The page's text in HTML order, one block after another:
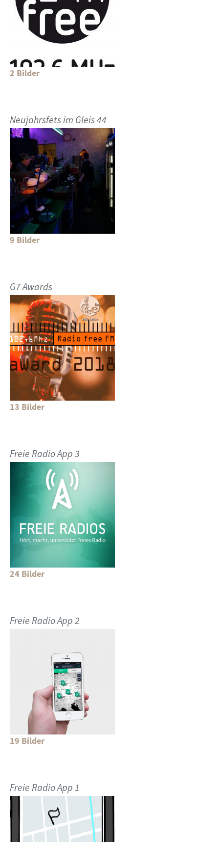
2 Bilder
Neujahrsfets im Gleis 44
9 Bilder
G7 Awards
13 Bilder
Freie Radio App 3
24 Bilder
Freie Radio App 2
19 Bilder
Freie Radio App 1